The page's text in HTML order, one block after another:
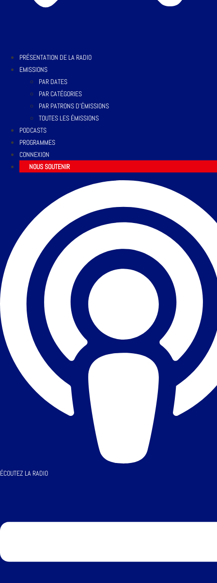
PRÉSENTATION DE LA RADIO
EMISSIONS
PAR DATES
PAR CATÉGORIES
PAR PATRONS D’ÉMISSIONS
TOUTES LES ÉMISSIONS
PODCASTS
PROGRAMMES
CONNEXION
NOUS SOUTENIR
ÉCOUTEZ LA RADIO